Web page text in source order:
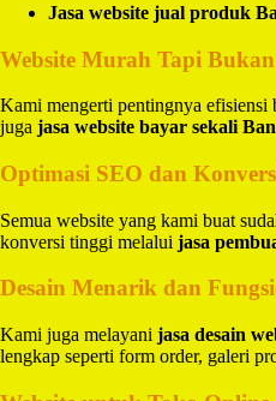
Jasa website jual produk
Website Murah Tapi
Kami mengerti pentingnya efisiensi
juga jasa website bayar sekali
Optimasi SEO dan
Semua website yang kami buat
konversi tinggi melalui jasa
Desain Menarik dan
Kami juga melayani jasa desain
lengkap seperti form order, galeri